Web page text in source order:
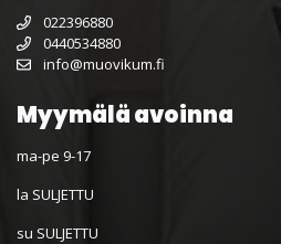
022396880
0440534880
info@muovikum.fi
Myymälä avoinna
ma-pe 9-17
la SULJETTU
su SULJETTU